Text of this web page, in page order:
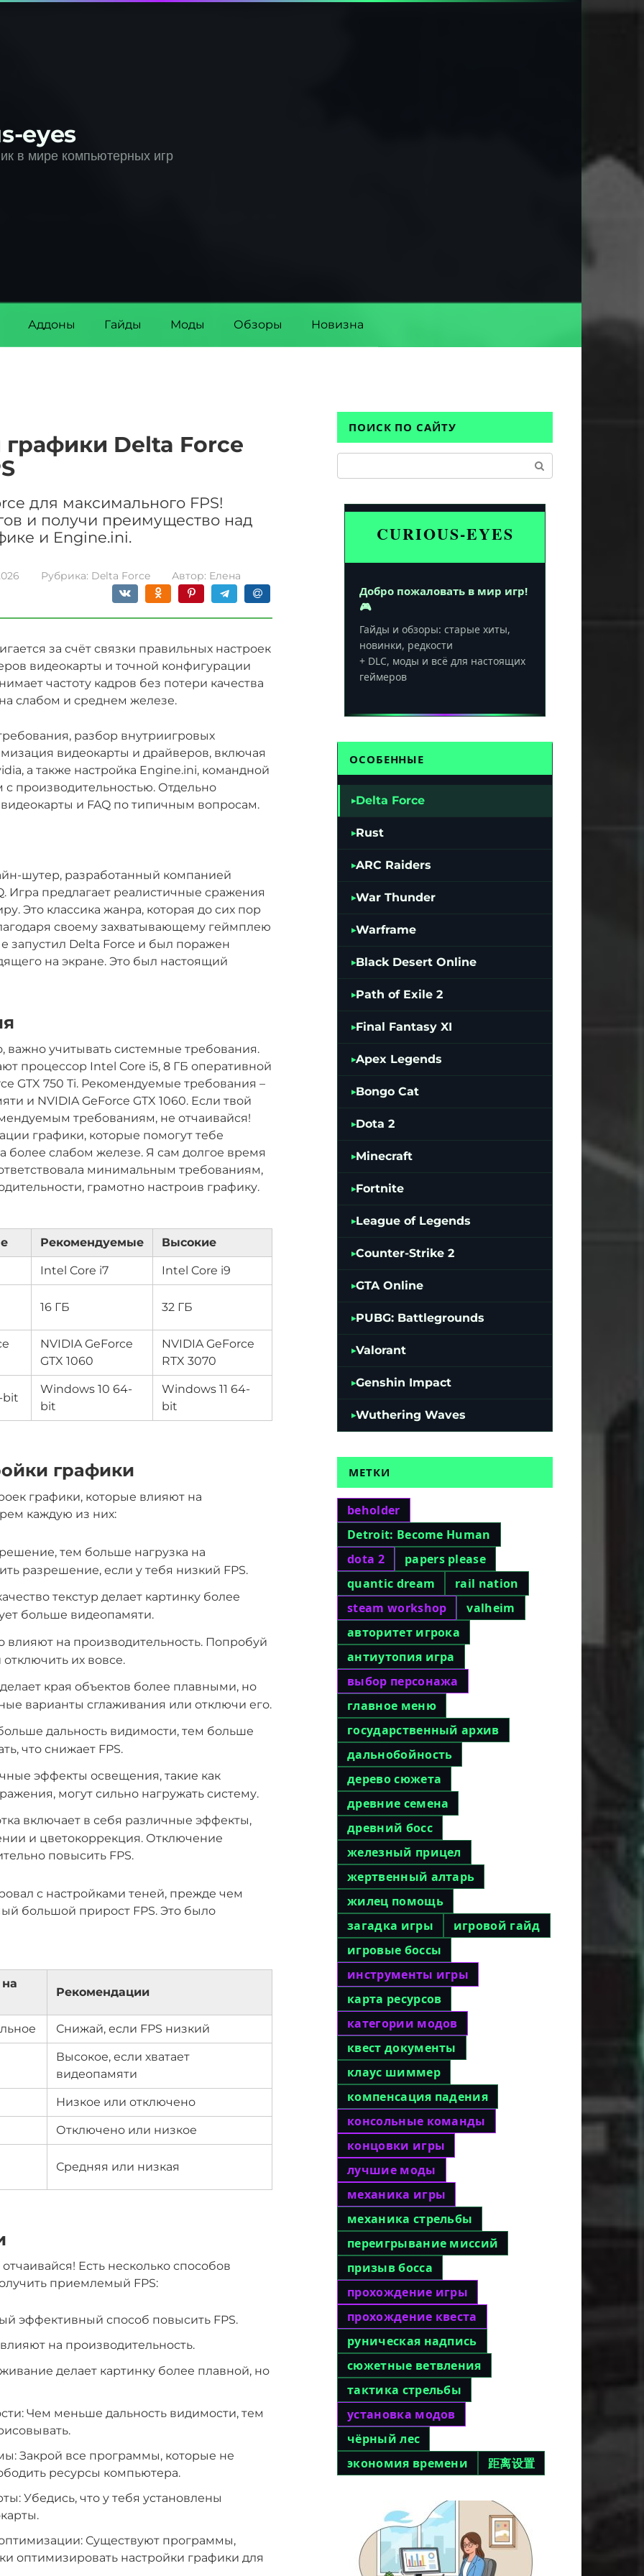
eyes
в мире компьютерных игр
Аддоны Гайды Моды Обзоры Новизна
Delta Force
для максимального FPS!
и получи преимущество над
и Engine.ini.
Рубрика: Delta Force Автор: Елена
за счёт связки правильных настроек
видеокарты и точной конфигурации
частоту кадров без потери качества
слабом и среднем железе.
разбор внутриигровых
видеокарты и драйверов, включая
а также настройка Engine.ini, командной
производительностью. Отдельно
и FAQ по типичным вопросам.
шутер, разработанный компанией
Игра предлагает реалистичные сражения
Это классика жанра, которая до сих пор
своему захватывающему геймплею
запустил Delta Force и был поражен
на экране. Это был настоящий
важно учитывать системные требования.
процессор Intel Core i5, 8 ГБ оперативной
GTX 750 Ti. Рекомендуемые требования –
и NVIDIA GeForce GTX 1060. Если твой
требованиям, не отчаивайся!
графики, которые помогут тебе
более слабом железе. Я сам долгое время
минимальным требованиям,
грамотно настроив графику.
Рекомендуемые Высокие
Intel Core i7 Intel Core i9
16 ГБ 32 ГБ
NVIDIA GeForce
GTX 1060
NVIDIA GeForce
RTX 3070
bit
Windows 10 64-
bit
Windows 11 64-
bit
графики
графики, которые влияют на
каждую из них:
тем больше нагрузка на
разрешение, если у тебя низкий FPS.
текстур делает картинку более
больше видеопамяти.
влияют на производительность. Попробуй
их вовсе.
края объектов более плавными, но
варианты сглаживания или отключи его.
дальность видимости, тем больше
что снижает FPS.
эффекты освещения, такие как
могут сильно нагружать систему.
включает в себя различные эффекты,
и цветокоррекция. Отключение
повысить FPS.
с настройками теней, прежде чем
большой прирост FPS. Это было
Рекомендации
Снижай, если FPS низкий
Высокое, если хватает
видеопамяти
Низкое или отключено
Отключено или низкое
Средняя или низкая
Есть несколько способов
приемлемый FPS:
эффективный способ повысить FPS.
на производительность.
делает картинку более плавной, но
Чем меньше дальность видимости, тем
Закрой все программы, которые не
ресурсы компьютера.
Убедись, что у тебя установлены
Существуют программы,
оптимизировать настройки графики для
ПОИСК ПО САЙТУ
CURIOUS-EYES
Добро пожаловать в мир игр!
🎮
Гайды и обзоры: старые хиты,
новинки, редкости
+ DLC, моды и всё для настоящих
геймеров
ОСОБЕННЫЕ
Delta Force
Rust
ARC Raiders
War Thunder
Warframe
Black Desert Online
Path of Exile 2
Final Fantasy XI
Apex Legends
Bongo Cat
Dota 2
Minecraft
Fortnite
League of Legends
Counter-Strike 2
GTA Online
PUBG: Battlegrounds
Valorant
Genshin Impact
Wuthering Waves
МЕТКИ
beholder
Detroit: Become Human
dota 2
papers please
quantic dream
rail nation
steam workshop
valheim
авторитет игрока
антиутопия игра
выбор персонажа
главное меню
государственный архив
дальнобойность
дерево сюжета
древние семена
древний босс
железный прицел
жертвенный алтарь
жилец помощь
загадка игры
игровой гайд
игровые боссы
инструменты игры
карта ресурсов
категории модов
квест документы
клаус шиммер
компенсация падения
консольные команды
концовки игры
лучшие моды
механика игры
механика стрельбы
переигрывание миссий
призыв босса
прохождение игры
прохождение квеста
руническая надпись
сюжетные ветвления
тактика стрельбы
установка модов
чёрный лес
экономия времени
距离设置